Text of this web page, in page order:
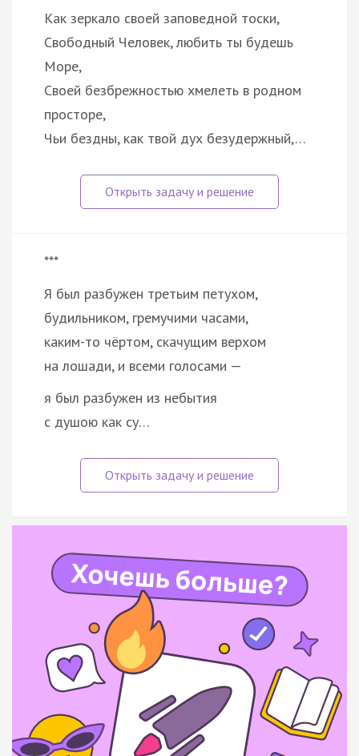
Как зеркало своей заповедной тоски,
Свободный Человек, любить ты будешь
Море,
Своей безбрежностью хмелеть в родном
просторе,
Чьи бездны, как твой дух безудержный,…
***
Я был разбужен третьим петухом,
будильником, гремучими часами,
каким-то чёртом, скачущим верхом
на лошади, и всеми голосами —
я был разбужен из небытия
с душою как су…